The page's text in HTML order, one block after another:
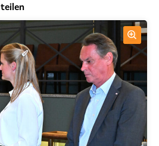
teilen